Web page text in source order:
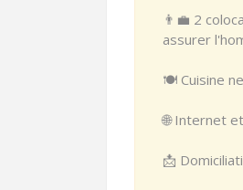
👨‍💼 2
assurer
🍽️ Cuisine
🌐 Internet
📩